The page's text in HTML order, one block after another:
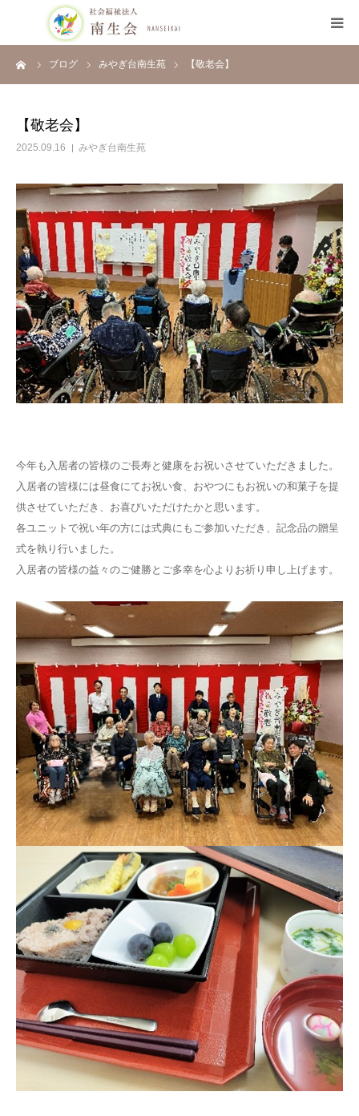
ブログ みやぎ台南生苑 【敬老会】
【敬老会】
2025.09.16 みやぎ台南生苑
今年も入居者の皆様のご長寿と健康をお祝いさせていただきました。
入居者の皆様には昼食にてお祝い食、おやつにもお祝いの和菓子を提
供させていただき、お喜びいただけたかと思います。
各ユニットで祝い年の方には式典にもご参加いただき、記念品の贈呈
式を執り行いました。
入居者の皆様の益々のご健勝とご多幸を心よりお祈り申し上げます。
HOME
採用について
ブログ
お知らせ
開示情報
お問い合わせ